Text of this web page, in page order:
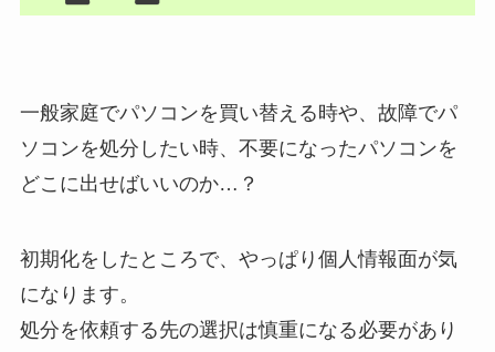
一般家庭でパソコンを買い替える時や、故障でパ
ソコンを処分したい時、不要になったパソコンを
どこに出せばいいのか…？
初期化をしたところで、やっぱり個人情報面が気
になります。
処分を依頼する先の選択は慎重になる必要があり